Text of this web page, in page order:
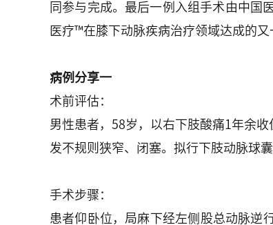
同参与完成。最后一例入组手术由中国
医疗™在膝下动脉疾病治疗领域达成的又
病例分享一
术前评估：
男性患者，58岁，以右下肢酸痛1年余
发不规则狭窄、闭塞。拟行下肢动脉球
手术步骤：
患者仰卧位，局麻下经左侧股总动脉逆